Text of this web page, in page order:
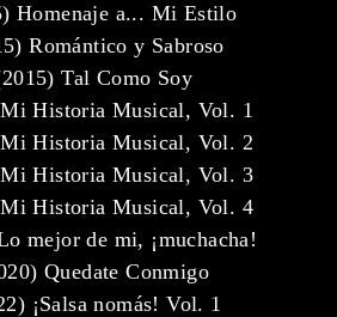
Homenaje a... Mi Estilo
Romántico y Sabroso
Tal Como Soy
Historia Musical, Vol. 1
Historia Musical, Vol. 2
Historia Musical, Vol. 3
Historia Musical, Vol. 4
mejor de mi, ¡muchacha!
Quedate Conmigo
¡Salsa nomás! Vol. 1